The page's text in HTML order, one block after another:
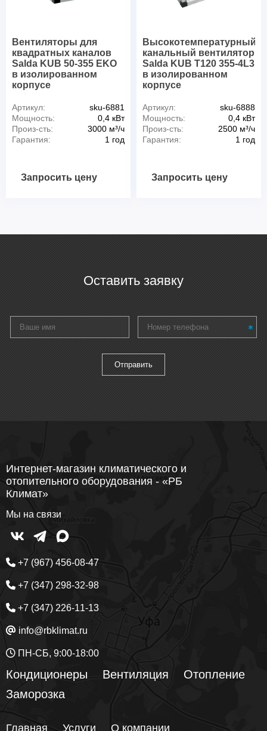
Вентиляторы для
квадратных каналов
Salda KUB 50-355 EKO
в изолированном
корпусе
Артикул:
sku-6881
Мощность:
0,4 кВт
Произ-сть:
3000 м³/ч
Гарантия:
1 год
Запросить цену
Высокотемпературный
канальный вентилятор
Salda KUB T120 355-4L3
в изолированном
корпусе
Артикул:
sku-6888
Мощность:
0,4 кВт
Произ-сть:
2500 м³/ч
Гарантия:
1 год
Запросить цену
Оставить заявку
Интернет-магазин климатического и
отопительного оборудования - «РБ
Климат»
Мы на связи
+7 (967) 456-08-47
+7 (347) 298-32-98
+7 (347) 226-11-13
info@rbklimat.ru
ПН-СБ, 9:00-18:00
Кондиционеры Вентиляция
Отопление
Заморозка
Главная Услуги О компании